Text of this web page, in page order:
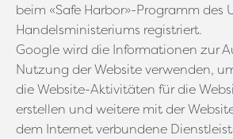
beim «Safe Harbor»-Programm des
Handelsministeriums registriert.
Google wird die Informationen zur
Nutzung der Website verwenden,
die Website-Aktivitäten für die
erstellen und weitere mit der
dem Internet verbundene